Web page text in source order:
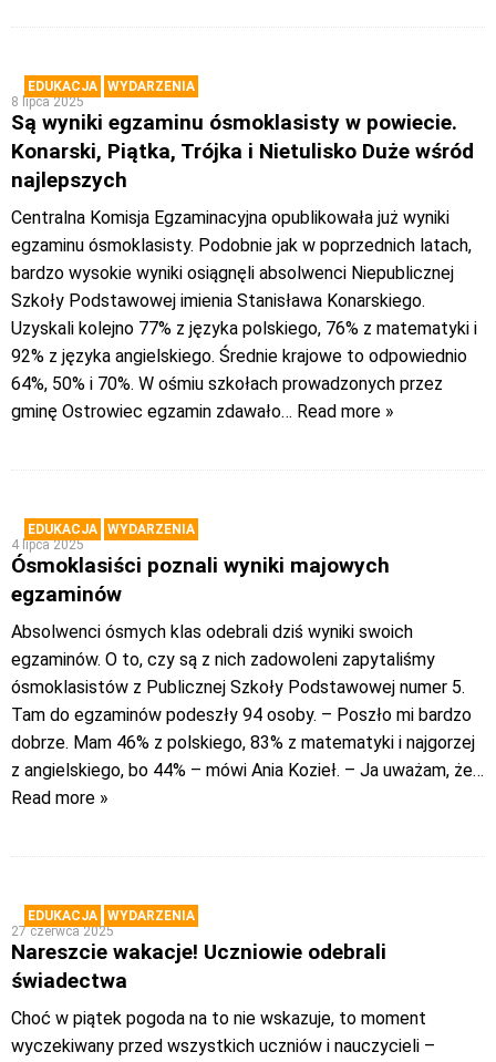
EDUKACJA
WYDARZENIA
8 lipca 2025
Są wyniki egzaminu ósmoklasisty w powiecie.
Konarski, Piątka, Trójka i Nietulisko Duże wśród
najlepszych
Centralna Komisja Egzaminacyjna opublikowała już wyniki
egzaminu ósmoklasisty. Podobnie jak w poprzednich latach,
bardzo wysokie wyniki osiągnęli absolwenci Niepublicznej
Szkoły Podstawowej imienia Stanisława Konarskiego.
Uzyskali kolejno 77% z języka polskiego, 76% z matematyki i
92% z języka angielskiego. Średnie krajowe to odpowiednio
64%, 50% i 70%. W ośmiu szkołach prowadzonych przez
gminę Ostrowiec egzamin zdawało… Read more »
EDUKACJA
WYDARZENIA
4 lipca 2025
Ósmoklasiści poznali wyniki majowych
egzaminów
Absolwenci ósmych klas odebrali dziś wyniki swoich
egzaminów. O to, czy są z nich zadowoleni zapytaliśmy
ósmoklasistów z Publicznej Szkoły Podstawowej numer 5.
Tam do egzaminów podeszły 94 osoby. – Poszło mi bardzo
dobrze. Mam 46% z polskiego, 83% z matematyki i najgorzej
z angielskiego, bo 44% – mówi Ania Kozieł. – Ja uważam, że…
Read more »
EDUKACJA
WYDARZENIA
27 czerwca 2025
Nareszcie wakacje! Uczniowie odebrali
świadectwa
Choć w piątek pogoda na to nie wskazuje, to moment
wyczekiwany przed wszystkich uczniów i nauczycieli –